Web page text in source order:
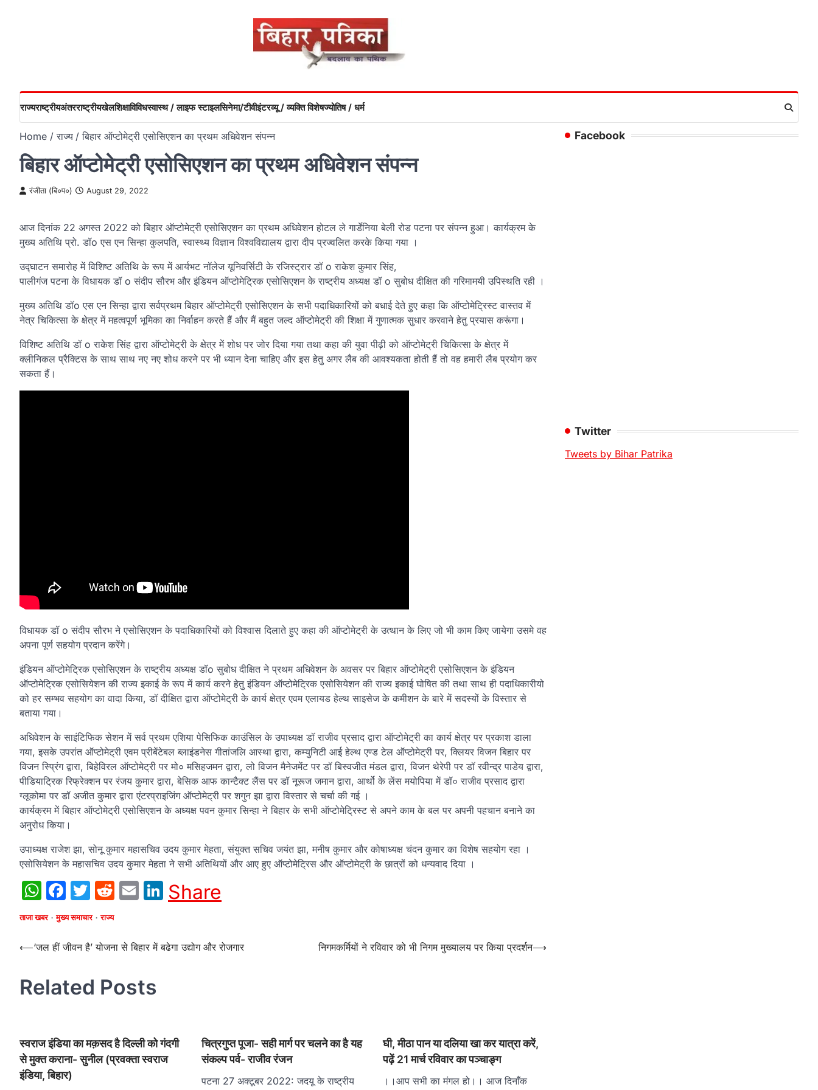
राज्यराष्ट्रीयअंतरराष्ट्रीयखेलशिक्षाविविधस्वास्थ / लाइफ स्टाइलसिनेमा/टीवीइंटरव्यू / व्यक्ति विशेषज्योतिष / धर्म
Home राज्य बिहार ऑप्टोमेट्री एसोसिएशन का प्रथम अधिवेशन संपन्न
बिहार ऑप्टोमेट्री एसोसिएशन का प्रथम अधिवेशन संपन्न
रंजीता (बि०प०) August 29, 2022
आज दिनांक 22 अगस्त 2022 को बिहार ऑप्टोमेट्री एसोसिएशन का प्रथम अधिवेशन होटल ले गार्डेनिया बेली रोड पटना पर संपन्न हुआ। कार्यक्रम के
मुख्य अतिथि प्रो. डॉo एस एन सिन्हा कुलपति, स्वास्थ्य विज्ञान विश्वविद्यालय द्वारा दीप प्रज्वलित करके किया गया ।
उद्घाटन समारोह में विशिष्ट अतिथि के रूप में आर्यभट नॉलेज यूनिवर्सिटी के रजिस्ट्रार डॉ o राकेश कुमार सिंह,
पालीगंज पटना के विधायक डॉ o संदीप सौरभ और इंडियन ऑप्टोमेट्रिक एसोसिएशन के राष्ट्रीय अध्यक्ष डॉ o सुबोध दीक्षित की गरिमामयी उपिस्थति रही ।
मुख्य अतिथि डॉo एस एन सिन्हा द्वारा सर्वप्रथम बिहार ऑप्टोमेट्री एसोसिएशन के सभी पदाधिकारियों को बधाई देते हुए कहा कि ऑप्टोमेट्रिस्ट वास्तव में
नेत्र चिकित्सा के क्षेत्र में महत्वपूर्ण भूमिका का निर्वाहन करते हैं और मैं बहुत जल्द ऑप्टोमेट्री की शिक्षा में गुणात्मक सुधार करवाने हेतु प्रयास करूंगा।
विशिष्ट अतिथि डॉ o राकेश सिंह द्वारा ऑप्टोमेट्री के क्षेत्र में शोध पर जोर दिया गया तथा कहा की युवा पीढ़ी को ऑप्टोमेट्री चिकित्सा के क्षेत्र में
क्लीनिकल प्रैक्टिस के साथ साथ नए नए शोध करने पर भी ध्यान देना चाहिए और इस हेतु अगर लैब की आवश्यकता होती हैं तो वह हमारी लैब प्रयोग कर
सकता हैं।
विधायक डॉ o संदीप सौरभ ने एसोसिएशन के पदाधिकारियों को विश्वास दिलाते हुए कहा की ऑप्टोमेट्री के उत्थान के लिए जो भी काम किए जायेगा उसमे वह
अपना पूर्ण सहयोग प्रदान करेंगे।
इंडियन ऑप्टोमेट्रिक एसोसिएशन के राष्ट्रीय अध्यक्ष डॉo सुबोध दीक्षित ने प्रथम अधिवेशन के अवसर पर बिहार ऑप्टोमेट्री एसोसिएशन के इंडियन
ऑप्टोमेट्रिक एसोसियेशन की राज्य इकाई के रूप में कार्य करने हेतु इंडियन ऑप्टोमेट्रिक एसोसियेशन की राज्य इकाई घोषित की तथा साथ ही पदाधिकारीयो
को हर सम्भव सहयोग का वादा किया, डॉ दीक्षित द्वारा ऑप्टोमेट्री के कार्य क्षेत्र एवम एलायड हेल्थ साइसेज के कमीशन के बारे में सदस्यों के विस्तार से
बताया गया।
अधिवेशन के साइंटिफिक सेशन में सर्व प्रथम एशिया पेसिफिक काउंसिल के उपाध्यक्ष डॉ राजीव प्रसाद द्वारा ऑप्टोमेट्री का कार्य क्षेत्र पर प्रकाश डाला
गया, इसके उपरांत ऑप्टोमेट्री एवम प्रीबेंटेबल ब्लाइंडनेस गीतांजलि आस्था द्वारा, कम्युनिटी आई हेल्थ एण्ड टेल ऑप्टोमेट्री पर, क्लियर विजन बिहार पर
विजन स्प्रिंग द्वारा, बिहेविरल ऑप्टोमेट्री पर मो० मसिहजमन द्वारा, लो विजन मैनेजमेंट पर डॉ बिस्वजीत मंडल द्वारा, विजन थेरेपी पर डॉ रवीन्द्र पाडेय द्वारा,
पीडियाट्रिक रिफ्रेक्शन पर रंजय कुमार द्वारा, बेसिक आफ कान्टैक्ट लैंस पर डॉ नूरूज जमान द्वारा, आर्थो के लेंस मयोपिया में डॉ० राजीव प्रसाद द्वारा
ग्लूकोमा पर डॉ अजीत कुमार द्वारा एंटरप्राइजिंग ऑप्टोमेट्री पर शगुन झा द्वारा विस्तार से चर्चा की गई ।
कार्यक्रम में बिहार ऑप्टोमेट्री एसोसिएशन के अध्यक्ष पवन कुमार सिन्हा ने बिहार के सभी ऑप्टोमेट्रिस्ट से अपने काम के बल पर अपनी पहचान बनाने का
अनुरोध किया।
उपाध्यक्ष राजेश झा, सोनू कुमार महासचिव उदय कुमार मेहता, संयुक्त सचिव जयंत झा, मनीष कुमार और कोषाध्यक्ष चंदन कुमार का विशेष सहयोग रहा ।
एसोसियेशन के महासचिव उदय कुमार मेहता ने सभी अतिथियों और आए हुए ऑप्टोमेट्रिस और ऑप्टोमेट्री के छात्रों को धन्यवाद दिया ।
WhatsApp
Facebook
Twitter
Reddit
EmailLinkedIn
Share
ताजा खबर मुख्य समाचार राज्य
Post
⟵‘जल हीं जीवन है’ योजना से बिहार में बढेगा उद्योग और रोजगार निगमकर्मियों ने रविवार को भी निगम मुख्यालय पर किया प्रदर्शन⟶
Related Posts
स्वराज इंडिया का मक़सद है दिल्ली को गंदगी
से मुक्त कराना- सुनील (प्रवक्ता स्वराज
इंडिया, बिहार)
चित्रगुप्त पूजा- सही मार्ग पर चलने का है यह
संकल्प पर्व- राजीव रंजन
पटना 27 अक्टूबर 2022: जदयू के राष्ट्रीय
घी, मीठा पान या दलिया खा कर यात्रा करें,
पढ़ें 21 मार्च रविवार का पञ्चाङ्ग
।।आप सभी का मंगल हो।। आज दिनाँक
Facebook
Twitter
Tweets by Bihar Patrika